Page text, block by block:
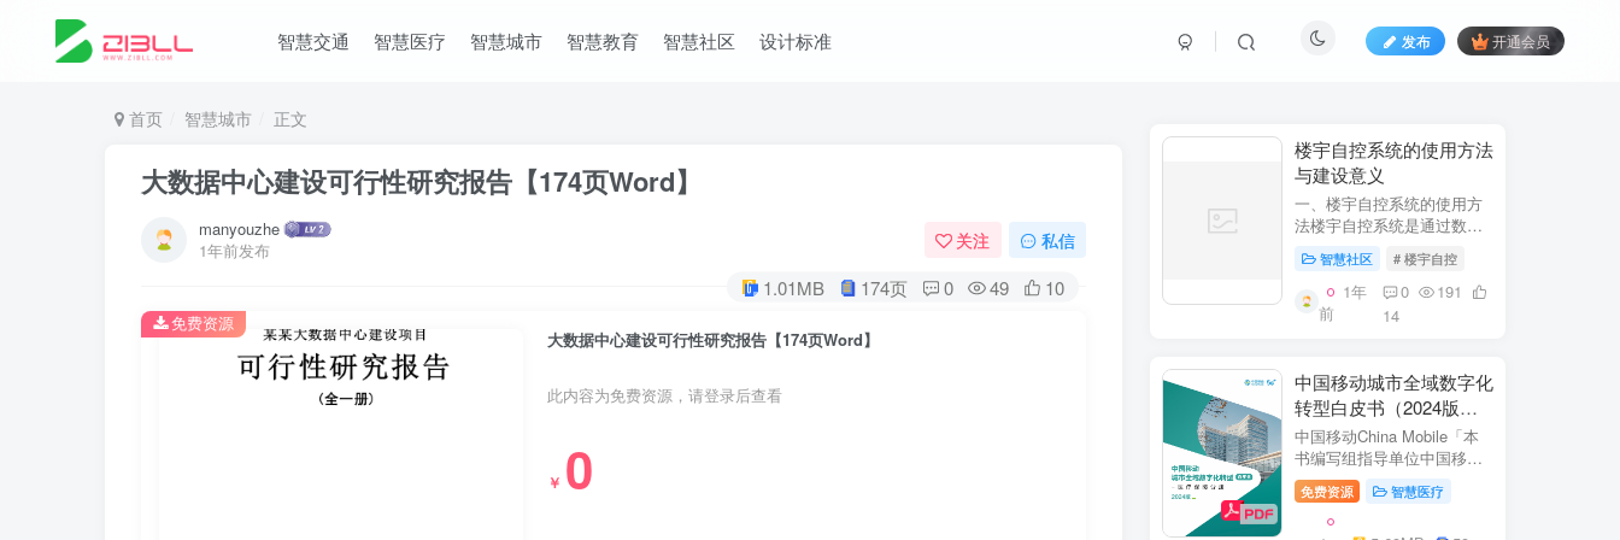
智慧交通 智慧医疗 智慧城市 智慧教育 智慧社区 设计标准 发布 开通会员
首页 智慧城市 正文
大数据中心建设可行性研究报告【174页Word】
manyouzhe
1年前发布
关注 私信
1.01MB 174页 0 49 10
大数据中心建设可行性研究报告【174页Word】
此内容为免费资源，请登录后查看
￥ 0
免费资源
​​楼宇自控系统的使用方法
与建设意义​
一、楼宇自控系统的使用方
法​​楼宇自控系统是通过数字
化、自动化技术对建筑内机
电设备（如暖通空调、照
明、电梯、给排水等）进行
集中监控、管理和优化运行
智慧社区 # 楼宇自控
1年
前
0
191
14
中国移动城市全域数字化
转型白皮书（2024版）-
医疗保障分册
中国移动China Mobile「本
书编写组指导单位中国移动
集团公司政企事业部编写单
位中移系统集成有限公司主
编李双佶、丁静、杨勇、赵
免费资源 智慧医疗